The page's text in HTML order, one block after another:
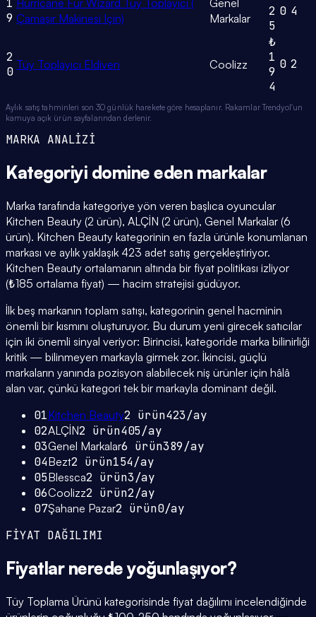
1
9
Hurricane Fur Wizard Tüy Toplayıcı (
Çamaşır Makinesi Için)
Genel
Markalar
2
5
0 4
2
0 Tüy Toplayıcı Eldiven Coolizz
₺
1
9
4
0 2
Aylık satış tahminleri son 30 günlük harekete göre hesaplanır. Rakamlar Trendyol'un
kamuya açık ürün sayfalarından derlenir.
MARKA ANALİZİ
Kategoriyi domine eden markalar
Marka tarafında kategoriye yön veren başlıca oyuncular
Kitchen Beauty (2 ürün), ALÇİN (2 ürün), Genel Markalar (6
ürün). Kitchen Beauty kategorinin en fazla ürünle konumlanan
markası ve aylık yaklaşık 423 adet satış gerçekleştiriyor.
Kitchen Beauty ortalamanın altında bir fiyat politikası izliyor
(₺185 ortalama fiyat) — hacim stratejisi güdüyor.
İlk beş markanın toplam satışı, kategorinin genel hacminin
önemli bir kısmını oluşturuyor. Bu durum yeni girecek satıcılar
için iki önemli sinyal veriyor: Birincisi, kategoride marka bilinirliği
kritik — bilinmeyen markayla girmek zor. İkincisi, güçlü
markaların yanında pozisyon alabilecek niş ürünler için hâlâ
alan var, çünkü kategori tek bir markayla dominant değil.
01Kitchen Beauty2 ürün423/ay
02ALÇİN2 ürün405/ay
03Genel Markalar6 ürün389/ay
04Bezt2 ürün154/ay
05Blessca2 ürün3/ay
06Coolizz2 ürün2/ay
07Şahane Pazar2 ürün0/ay
FİYAT DAĞILIMI
Fiyatlar nerede yoğunlaşıyor?
Tüy Toplama Ürünü kategorisinde fiyat dağılımı incelendiğinde